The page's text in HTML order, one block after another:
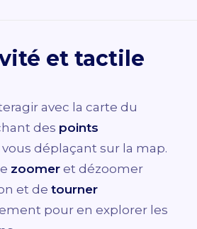
et tactile
avec la carte du
des points
déplaçant sur la map.
zoomer et dézoomer
et de tourner
pour en explorer les